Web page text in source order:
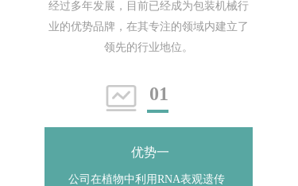
经过多年发展，目前已经成为包装机械行
业的优势品牌，在其专注的领域内建立了
领先的行业地位。
01
公司在植物中利用RNA表观遗传
优势一